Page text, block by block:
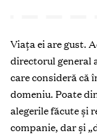
Viața ei are gust.
directorul general
care consideră că
domeniu. Poate
alegerile făcute și
companie, dar și